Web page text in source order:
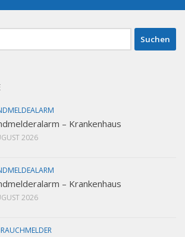
– Krankenhaus
2026
– Krankenhaus
2026